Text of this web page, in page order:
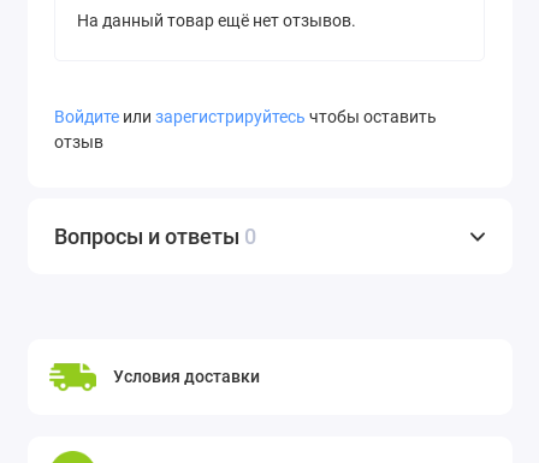
На данный товар ещё нет отзывов.
Войдите или зарегистрируйтесь чтобы оставить
отзыв
Вопросы и ответы 0
Условия доставки